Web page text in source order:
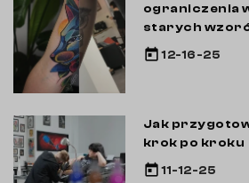
ograniczenia
starych
today 12-16-25
Jak
krok po kroku
today 11-12-25